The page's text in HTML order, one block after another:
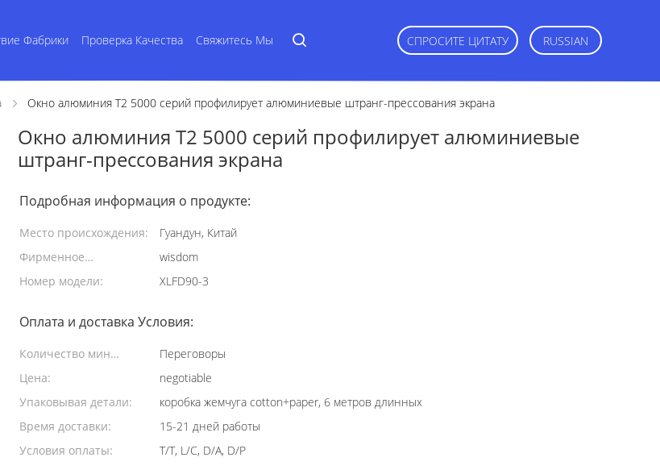
Фабрики Проверка Качества Свяжитесь Мы СПРОСИТЕ ЦИТАТУ RUSSIAN
Окно алюминия T2 5000 серий профилирует алюминиевые штранг-прессования экрана
Окно алюминия T2 5000 серий профилирует алюминиевые
штранг-прессования экрана
Подробная информация о продукте:
Место происхождения:
Гуандун, Китай
Фирменное
наименование:
wisdom
Номер модели:
XLFD90-3
Оплата и доставка Условия:
Количество мин
заказа:
Переговоры
Цена:
negotiable
Упаковывая детали:
коробка жемчуга cotton+paper, 6 метров длинных
Время доставки:
15-21 дней работы
Условия оплаты:
T/T, L/C, D/A, D/P